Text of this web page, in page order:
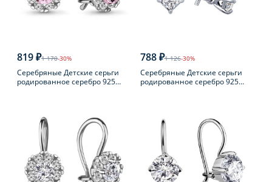
819 ₽1 170-30%
Серебряные Детские серьги
родированное серебро 925
788 ₽1 126-30%
Серебряные Детские серьги
родированное серебро 925